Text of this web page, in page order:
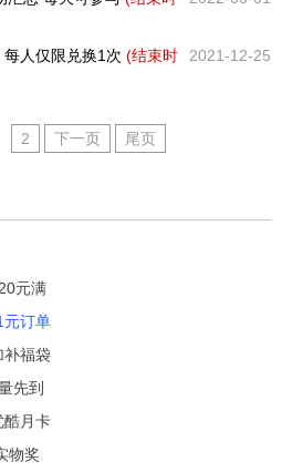
2021-12-25
人仅限兑换1次 (结束时
2 下一页 尾页
元满
元订单
补福袋
先到
酷月卡
物奖